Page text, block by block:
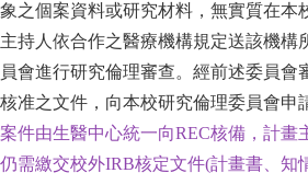
象之個案資料或研究材料，無實質在本
主持人依合作之醫療機構規定送該機構
員會進行研究倫理審查。經前述委員會
核准之文件，向本校研究倫理委員會申
案件由生醫中心統一向REC核備，計畫
仍需繳交校外IRB核定文件(計畫書、知